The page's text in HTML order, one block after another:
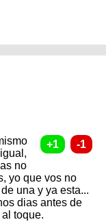
no
yo que vos no
una y ya esta...
dias antes de
toque.